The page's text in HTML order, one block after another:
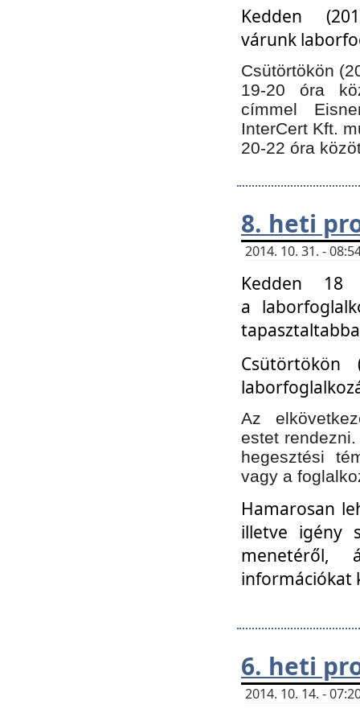
Kedden
várunk
Csütörtökön
19-20 óra
címmel
InterCert Kft.
20-22 óra
8. heti
2014. 10. 31. -
Kedden 18
a
Az
estet
hegesztési
vagy a
Hamarosan
illetve igény
menetéről,
információkat
6. heti
2014. 10. 14. -